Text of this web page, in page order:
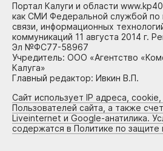
Портал Калуги и области
как СМИ Федеральной службой по
связи, информационных
коммуникаций 11 августа 2014 г.
Эл №ФС77-58967
Учредитель: ООО «Агентство
Калуга»
Главный редактор: Ивкин В.П.
Сайт использует IP адреса,
Пользователей сайта, а также
Liveinternet и Google-анатилика.
содержатся в Политике по